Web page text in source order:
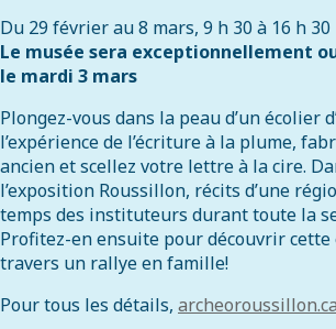
Du 29 février au 8 mars, 9 h 30 à 16 h 30
Le musée sera exceptionnellement
le mardi 3 mars
Plongez-vous dans la peau d’un écolier
l’expérience de l’écriture à la plume,
ancien et scellez votre lettre à la cire.
l’exposition Roussillon, récits d’une
temps des instituteurs durant toute la
Profitez-en ensuite pour découvrir
travers un rallye en famille!
Pour tous les détails, archeoroussillon.ca